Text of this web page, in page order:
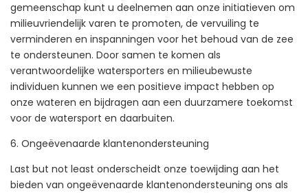
gemeenschap kunt u deelnemen aan onze initiatieven om
milieuvriendelijk varen te promoten, de vervuiling te
verminderen en inspanningen voor het behoud van de zee
te ondersteunen. Door samen te komen als
verantwoordelijke watersporters en milieubewuste
individuen kunnen we een positieve impact hebben op
onze wateren en bijdragen aan een duurzamere toekomst
voor de watersport en daarbuiten.
6. Ongeëvenaarde klantenondersteuning
Last but not least onderscheidt onze toewijding aan het
bieden van ongeëvenaarde klantenondersteuning ons als